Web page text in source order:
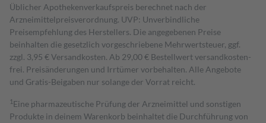
Üblicher Apothekenverkaufspreis berechnet nach der
Arzneimittelpreisverordnung. UVP: Unverbindliche
Preisempfehlung des Herstellers. Die angegebenen Preise
beinhalten die gesetzlich vorgeschriebene Mehrwertsteuer, ggf.
zzgl. 3,95 € Versandkosten. Ab 29,00 € Bestell­wert versand­kosten­
frei. Preisänderungen und Irrtümer vorbehalten. Alle Angebote
und Gratis-Beigaben nur solange der Vorrat reicht.
1 Eine pharmazeutische Prüfung der Arzneimittel und sonstigen
Produkte in deinem Warenkorb beinhaltet die Durchführung von